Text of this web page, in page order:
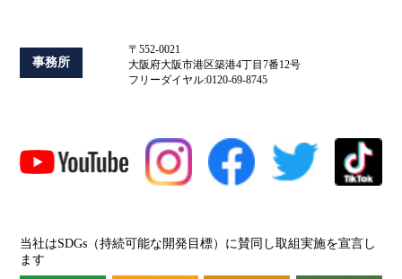
事務所
〒552-0021
大阪府大阪市港区築港4丁目7番12号
フリーダイヤル:0120-69-8745
当社はSDGs（持続可能な開発目標）に賛同し取組実施を宣言し
ます